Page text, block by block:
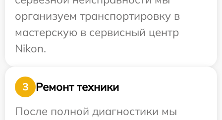
организуем транспортировку в
мастерскую в сервисный центр
Nikon.
3
Ремонт техники
После полной диагностики мы